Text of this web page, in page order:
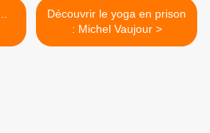
Découvrir le yoga en prison
: Michel Vaujour >